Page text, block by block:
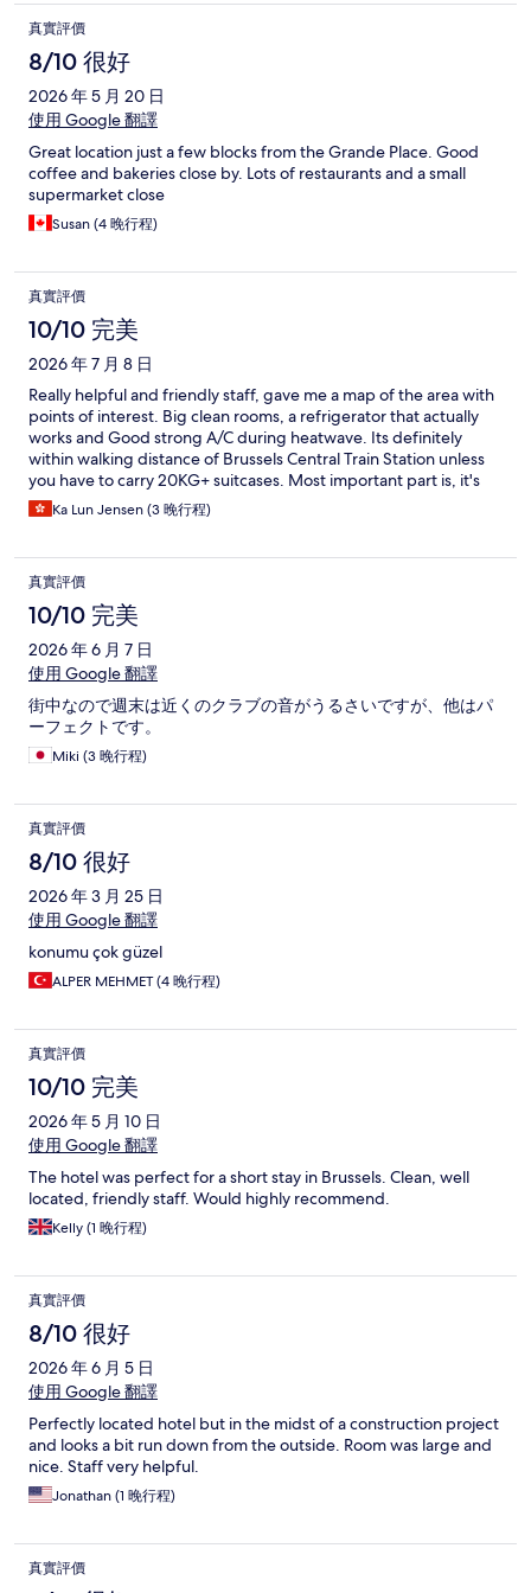
真實評價
8/10 很好
2026 年 5 月 20 日
使用 Google 翻譯
Great location just a few blocks from the Grande Place. Good
coffee and bakeries close by. Lots of restaurants and a small
supermarket close
Susan (4 晚行程)
真實評價
10/10 完美
2026 年 7 月 8 日
Really helpful and friendly staff, gave me a map of the area with
points of interest. Big clean rooms, a refrigerator that actually
works and Good strong A/C during heatwave. Its definitely
within walking distance of Brussels Central Train Station unless
you have to carry 20KG+ suitcases. Most important part is, it's
far away from the loud bars near city center. Really good value
for money.
Ka Lun Jensen (3 晚行程)
真實評價
10/10 完美
2026 年 6 月 7 日
使用 Google 翻譯
街中なので週末は近くのクラブの音がうるさいですが、他はパ
ーフェクトです。
Miki (3 晚行程)
真實評價
8/10 很好
2026 年 3 月 25 日
使用 Google 翻譯
konumu çok güzel
ALPER MEHMET (4 晚行程)
真實評價
10/10 完美
2026 年 5 月 10 日
使用 Google 翻譯
The hotel was perfect for a short stay in Brussels. Clean, well
located, friendly staff. Would highly recommend.
Kelly (1 晚行程)
真實評價
8/10 很好
2026 年 6 月 5 日
使用 Google 翻譯
Perfectly located hotel but in the midst of a construction project
and looks a bit run down from the outside. Room was large and
nice. Staff very helpful.
Jonathan (1 晚行程)
真實評價